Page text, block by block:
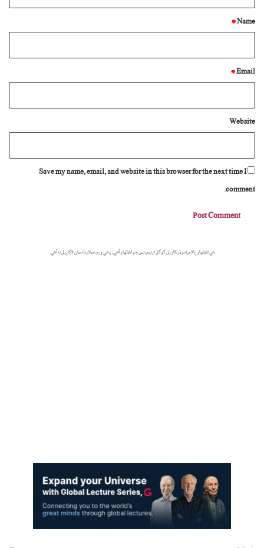
*
Name
*
Email
*
Website
Save my name, email, and website in this browser for the next time I
comment.
هي اشتهار پاڻمرادو ڏيکاريل گوگل ايڊسينس جو اشتهار آهي، ۽ هي ويب سائيٽ سان لاڳاپيل نه آهي.